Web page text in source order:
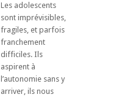
Les adolescents
sont imprévisibles,
fragiles, et parfois
franchement
difficiles. Ils
aspirent à
l’autonomie sans y
arriver, ils nous